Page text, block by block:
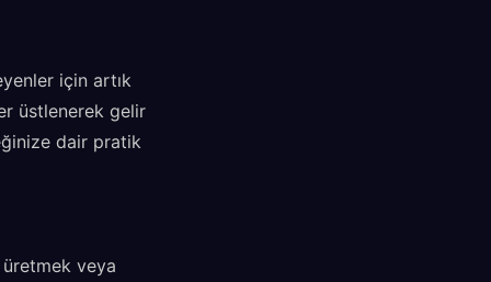
için artık
üstlenerek gelir
dair pratik
veya